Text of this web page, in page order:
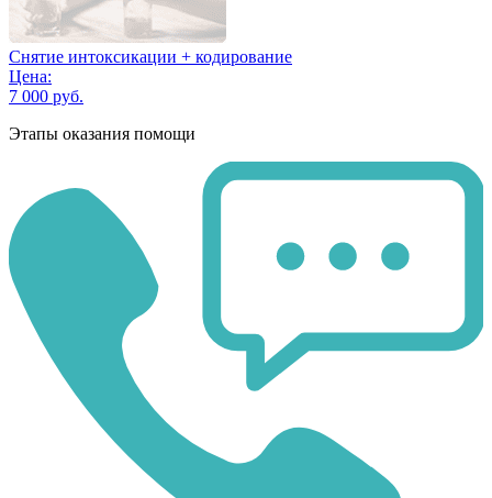
Снятие интоксикации + кодирование
Цена:
7 000 руб.
Этапы оказания помощи